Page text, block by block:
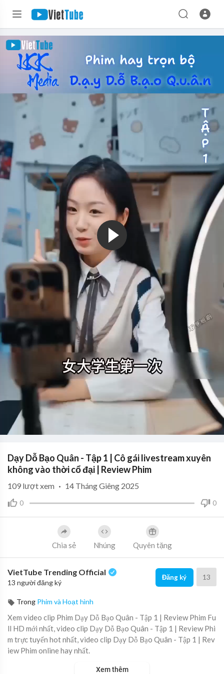
Dạy Dỗ Bạo Quân - Tập 1 | Cô gái livestream xuyên
không vào thời cổ đại | Review Phim
0 0
109 lượt xem · 14 Tháng Giêng 2025
Chia sẻ Nhúng Quyên tặng
VietTube Trending Official
13 người đăng ký
Đăng ký 13
Trong Phim và Hoạt hình
Xem video clip Phim Dạy Dỗ Bạo Quân - Tập 1 | Review Phim Fu
ll HD mới nhất, video clip Dạy Dỗ Bạo Quân - Tập 1 | Review Phi
m trực tuyến hot nhất, video clip Dạy Dỗ Bạo Quân - Tập 1 | Rev
iew Phim online hay nhất.
Xem thêm